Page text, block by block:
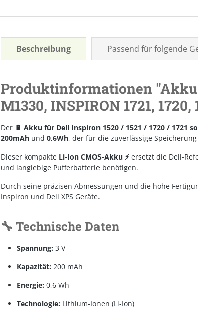
Beschreibung Passend für folgende
Produktinformationen "Akku
M1330, INSPIRON 1721, 1720,
Der 🔋 Akku für Dell Inspiron 1520 / 1521 / 1720 / 1721
200mAh und 0,6Wh, der für die zuverlässige
Dieser kompakte Li-Ion CMOS-Akku ⚡ ersetzt die Dell-
und langlebige Pufferbatterie benötigen.
Durch seine präzisen Abmessungen und die hohe
Inspiron und Dell XPS Geräte.
🔧 Technische Daten
Spannung: 3 V
Kapazität: 200 mAh
Energie: 0,6 Wh
Technologie: Lithium-Ionen (Li-Ion)